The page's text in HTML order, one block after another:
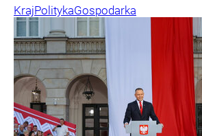
KrajPolitykaGospodarka